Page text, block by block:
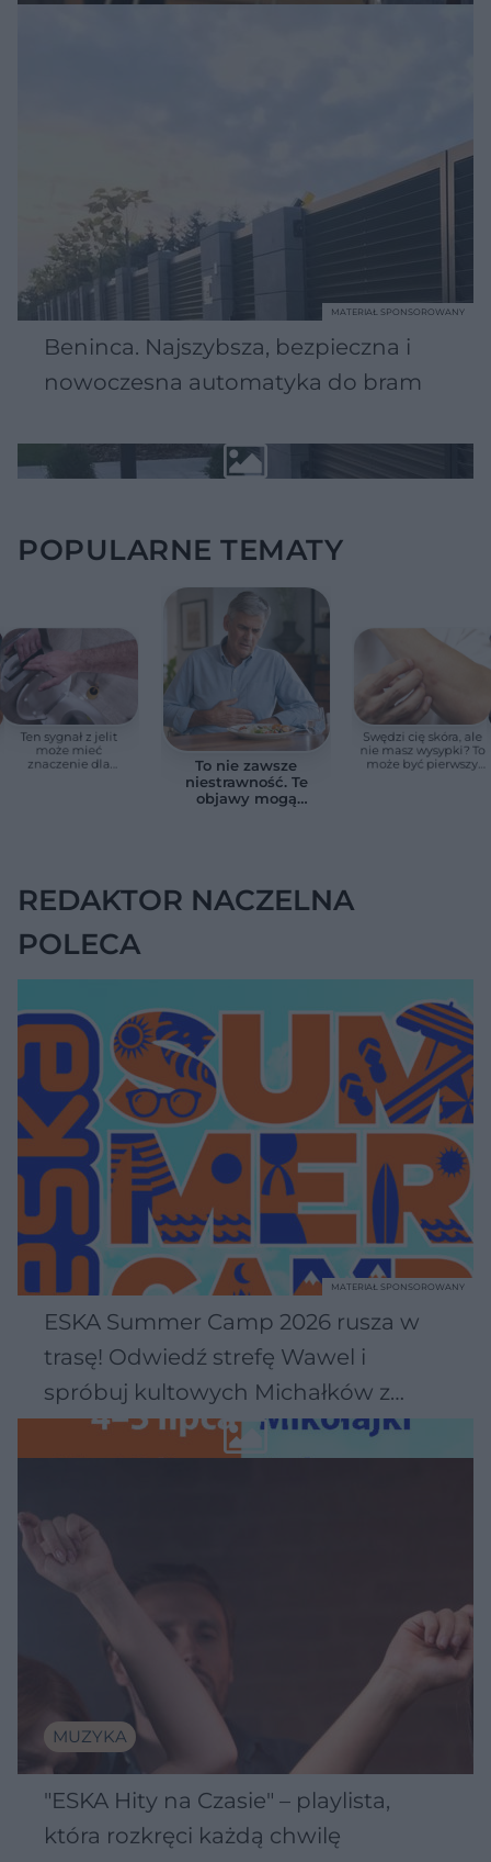
Beninca. Najszybsza, bezpieczna i
nowoczesna automatyka do bram
MATERIAŁ SPONSOROWANY
POPULARNE TEMATY
Ten sygnał z jelit
może mieć
znaczenie dla
To nie zawsze
niestrawność. Te
objawy mogą
Swędzi cię skóra, ale
nie masz wysypki? To
może być pierwszy
REDAKTOR NACZELNA
POLECA
ESKA Summer Camp 2026 rusza w
trasę! Odwiedź strefę Wawel i
spróbuj kultowych Michałków z
Wawelu
MATERIAŁ SPONSOROWANY
MUZYKA
"ESKA Hity na Czasie" – playlista,
która rozkręci każdą chwilę